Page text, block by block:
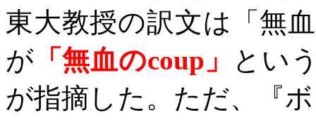
東大教授の訳文は「無
が 「無血のcoup 」
とい
が指摘した。ただ、『